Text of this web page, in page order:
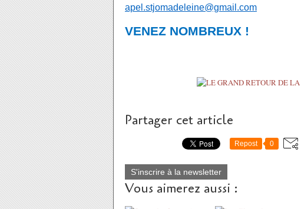
apel.stjomadeleine@gmail.com
VENEZ NOMBREUX !
Partager cet article
Repost 0
S'inscrire à la newsletter
Vous aimerez aussi :